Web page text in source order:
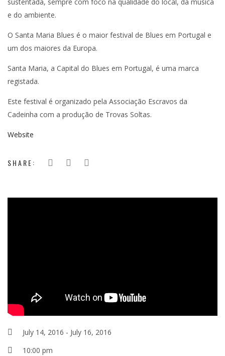
e do ambiente.
O Santa Maria Blues é o maior festival de Blues em Portugal e
um dos maiores da Europa.
Santa Maria, a Capital do Blues em Portugal, é uma marca
registada.
Este festival é organizado pela Associação Escravos da
Cadeinha com a produção de Trovas Soltas.
Website
SHARE:
July 14, 2016 - July 16, 2016
10:00 pm